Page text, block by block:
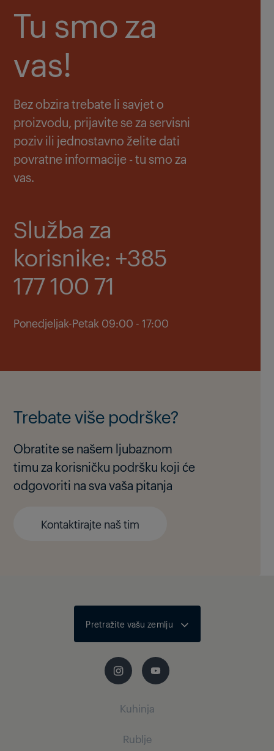
Tu smo za
vas!
Bez obzira trebate li savjet o
proizvodu, prijavite se za servisni
poziv ili jednostavno želite dati
povratne informacije - tu smo za
vas.
Služba za
korisnike: +385
177 100 71
Ponedjeljak-Petak 09:00 - 17:00
Trebate više podrške?
Obratite se našem ljubaznom
timu za korisničku podršku koji će
odgovoriti na sva vaša pitanja
Kontaktirajte naš tim
Pretražite vašu zemlju
Kuhinja
Mali kućanski aparati
Rublje